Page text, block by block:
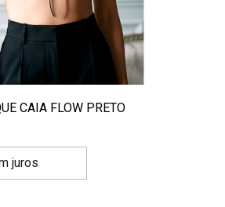
CAIA FLOW PRETO
juros